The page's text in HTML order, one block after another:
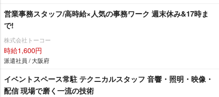
営業事務スタッフ/高時給×人気の事務ワーク 週末休み&17時ま
で!
株式会社トーコー
時給1,600円
派遣社員 / 大阪府
イベントスペース常駐 テクニカルスタッフ 音響・照明・映像・
配信 現場で磨く一流の技術